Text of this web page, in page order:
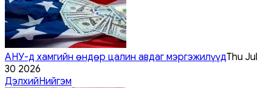
АНУ-д хамгийн өндөр цалин авдаг мэргэжилүүдThu Jul
30 2026
ДэлхийНийгэм